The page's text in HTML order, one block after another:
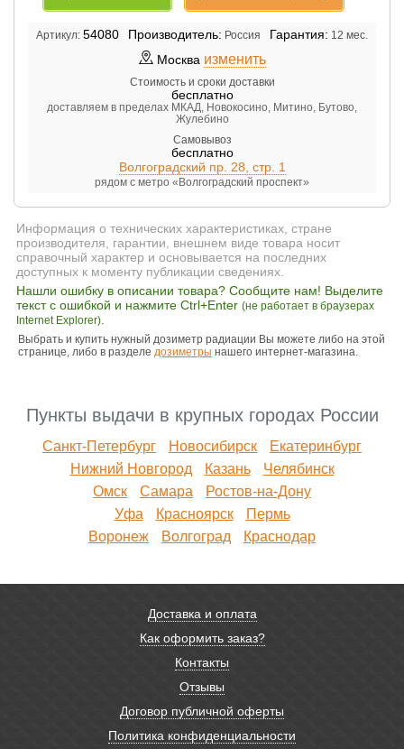
Артикул: 54080 Производитель: Россия Гарантия: 12 мес.
Москва изменить
Стоимость и сроки доставки
бесплатно
доставляем в пределах МКАД, Новокосино, Митино, Бутово,
Жулебино
Самовывоз
бесплатно
Волгоградский пр. 28, стр. 1
рядом с метро «Волгоградский проспект»
Информация о технических характеристиках, стране
производителя, гарантии, внешнем виде товара носит
справочный характер и основывается на последних
доступных к моменту публикации сведениях.
Нашли ошибку в описании товара? Сообщите нам! Выделите
текст с ошибкой и нажмите Ctrl+Enter (не работает в браузерах
Internet Explorer)
Выбрать и купить нужный дозиметр радиации Вы можете либо на этой
странице, либо в разделе дозиметры нашего интернет-магазина.
Пункты выдачи в крупных городах России
Санкт-Петербург Новосибирск
Екатеринбург
Нижний Новгород
Казань
Челябинск
Омск
Самара
Ростов-на-Дону
Уфа
Красноярск
Пермь
Воронеж
Волгоград Краснодар
Доставка и оплата
Как оформить заказ?
Контакты
Отзывы
Договор публичной оферты
Политика конфиденциальности